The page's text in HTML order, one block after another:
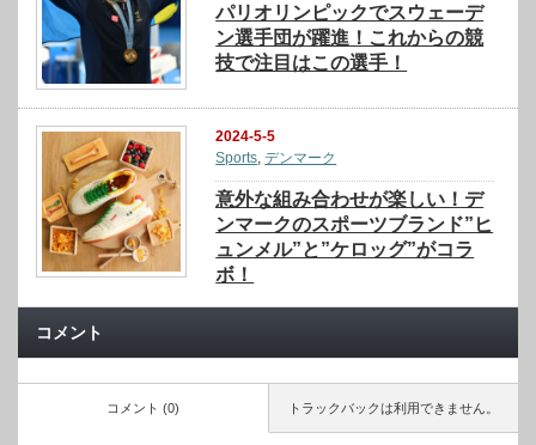
パリオリンピックでスウェーデ
ン選手団が躍進！これからの競
技で注目はこの選手！
2024-5-5
Sports,デンマーク
意外な組み合わせが楽しい！デ
ンマークのスポーツブランド”ヒ
ュンメル”と”ケロッグ”がコラ
ボ！
コメント
トラックバックは利用できません。
コメント (0)